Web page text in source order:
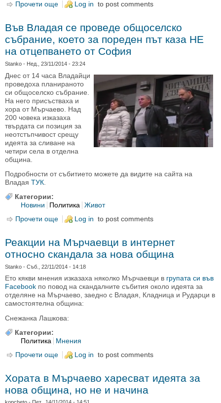
Прочети още about в. Телеграф: бизнесменът Роман
Log in to post comments
Във Владая се проведе общоселско
събрание, което за пореден път каза НЕ
на отцепването от София
Stanko - Нед., 23/11/2014 - 23:24
Днес от 14 часа Владайци
проведоха планираното
си общоселско събрание.
На него присъстваха и
хора от Мърчаево. Над
200 човека изказаха
твърдата си позиция за
неотстъпчивост срещу
идеята за сливане на
четири села в отделна
община.
Подробности от събитието можете да видите на сайта на
Владая ТУК
Категории:
Новини
Политика
Живот
Прочети още about Във Владая се проведе общоселско
Log in to post comments
Реакции на Мърчаевци в интернет
относно скандала за нова община
Stanko - Съб., 22/11/2014 - 14:18
Ето кякви мнения изказаха няколко Мърчаевци в групата си във
Facebook по повод на скандалните събития около идеята за
отделяне на Мърчаево, заедно с Владая, Кладница и Рударци в
самостоятелна община:
Снежанка Лашкова:
Категории:
Политика
Мнения
Прочети още about Реакции на Мърчаевци в интернет относно
Log in to post comments
Хората в Мърчаево харесват идеята за
нова община, но не и начина